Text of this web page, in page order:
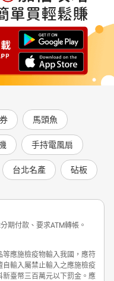
馬頭魚
手持電風扇
台北名產 砧板
期付款、要求ATM轉帳。
應施檢疫物輸入我國，應符
輸入屬禁止輸入之應施檢疫
臺幣三百萬元以下罰金。應